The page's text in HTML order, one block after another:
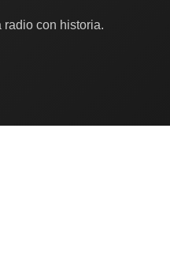
radio con historia.